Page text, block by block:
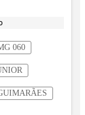
060